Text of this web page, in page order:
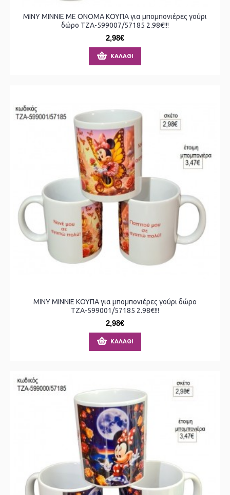
MINY ΜΙΝΝΙΕ ME ONOMA ΚΟΥΠΑ για μπομπονιέρες γούρι
δώρο ΤΖΑ-599007/57185 2.98€!!!
2,98€
ΚΑΛΆΘΙ
MINY ΜΙΝΝΙΕ ΚΟΥΠΑ για μπομπονιέρες γούρι δώρο
ΤΖΑ-599001/57185 2.98€!!!
2,98€
ΚΑΛΆΘΙ